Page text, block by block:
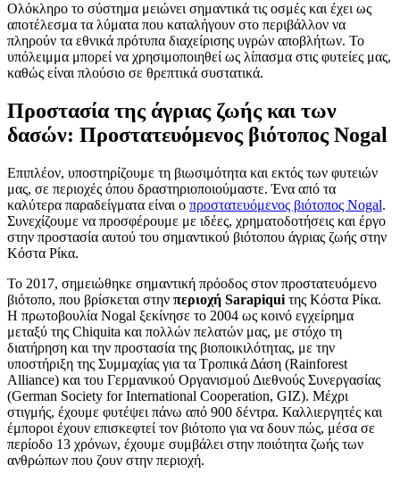
Ολόκληρο το σύστημα μειώνει σημαντικά τις οσμές και έχει ως
αποτέλεσμα τα λύματα που καταλήγουν στο περιβάλλον να
πληρούν τα εθνικά πρότυπα διαχείρισης υγρών αποβλήτων. Το
υπόλειμμα μπορεί να χρησιμοποιηθεί ως λίπασμα στις φυτείες μας,
καθώς είναι πλούσιο σε θρεπτικά συστατικά.
Προστασία της άγριας ζωής και των
δασών: Προστατευόμενος βιότοπος Nogal
Επιπλέον, υποστηρίζουμε τη βιωσιμότητα και εκτός των φυτειών
μας, σε περιοχές όπου δραστηριοποιούμαστε. Ένα από τα
καλύτερα παραδείγματα είναι ο προστατευόμενος βιότοπος Nogal.
Συνεχίζουμε να προσφέρουμε με ιδέες, χρηματοδoτήσεις και έργο
στην προστασία αυτού του σημαντικού βιότοπου άγριας ζωής στην
Κόστα Ρίκα.
Το 2017, σημειώθηκε σημαντική πρόοδος στον προστατευόμενο
βιότοπο, που βρίσκεται στην περιοχή Sarapiqui της Κόστα Ρίκα.
Η πρωτοβουλία Nogal ξεκίνησε το 2004 ως κοινό εγχείρημα
μεταξύ της Chiquita και πολλών πελατών μας, με στόχο τη
διατήρηση και την προστασία της βιοποικιλότητας, με την
υποστήριξη της Συμμαχίας για τα Τροπικά Δάση (Rainforest
Alliance) και του Γερμανικού Οργανισμού Διεθνούς Συνεργασίας
(German Society for International Cooperation, GIZ). Μέχρι
στιγμής, έχουμε φυτέψει πάνω από 900 δέντρα. Καλλιεργητές και
έμποροι έχουν επισκεφτεί τον βιότοπο για να δουν πώς, μέσα σε
περίοδο 13 χρόνων, έχουμε συμβάλει στην ποιότητα ζωής των
ανθρώπων που ζουν στην περιοχή.